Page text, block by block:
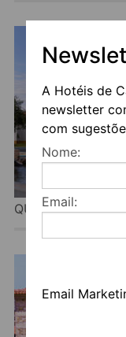
A Hotéis de
newsletter
com
Nome:
Email:
Email
QUINTA MARUGO